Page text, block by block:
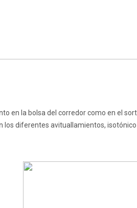
en la bolsa del corredor como en el
diferentes avituallamientos,